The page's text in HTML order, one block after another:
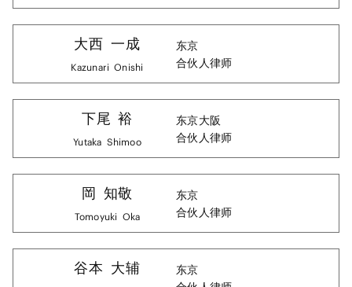
大西 一成
Kazunari Onishi
东京
合伙人律师
下尾 裕
Yutaka Shimoo
东京大阪
合伙人律师
岡 知敬
Tomoyuki Oka
东京
合伙人律师
谷本 大辅
东京